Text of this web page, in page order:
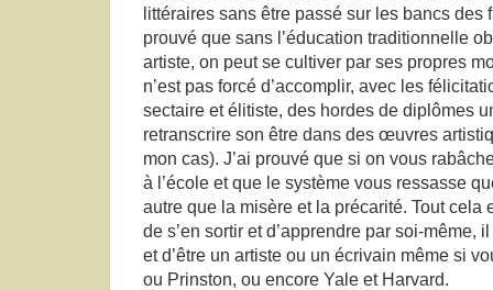
littéraires sans être passé sur les bancs des
prouvé que sans l’éducation traditionnelle
artiste, on peut se cultiver par ses propres
n’est pas forcé d’accomplir, avec les
sectaire et élitiste, des hordes de diplômes
retranscrire son être dans des œuvres
mon cas). J’ai prouvé que si on vous
à l’école et que le système vous ressasse
autre que la misère et la précarité. Tout cela
de s’en sortir et d’apprendre par soi-même,
et d’être un artiste ou un écrivain même si
ou Prinston, ou encore Yale et Harvard.